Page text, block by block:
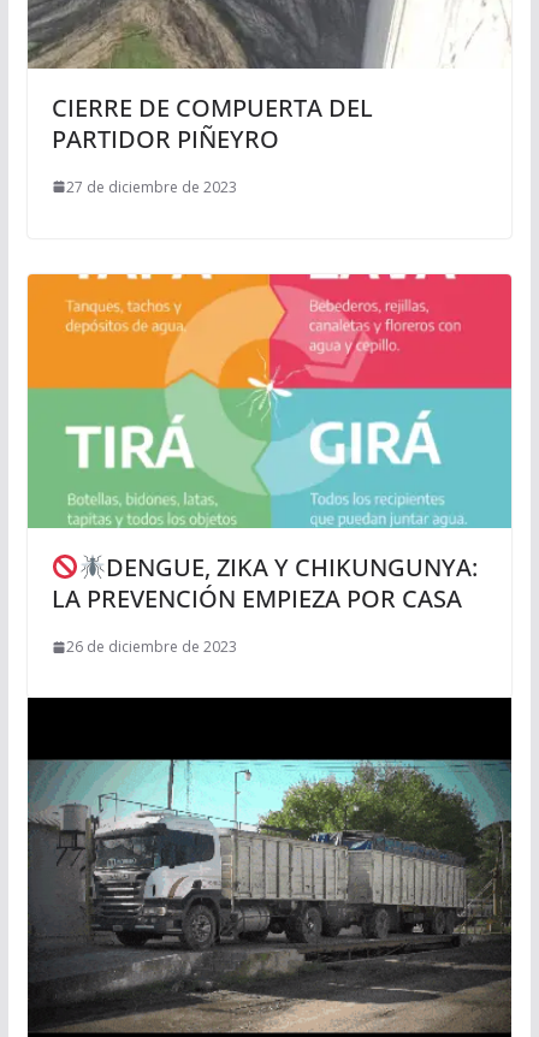
CIERRE DE COMPUERTA DEL
PARTIDOR PIÑEYRO
27 de diciembre de 2023
DENGUE, ZIKA Y CHIKUNGUNYA:
LA PREVENCIÓN EMPIEZA POR CASA
26 de diciembre de 2023